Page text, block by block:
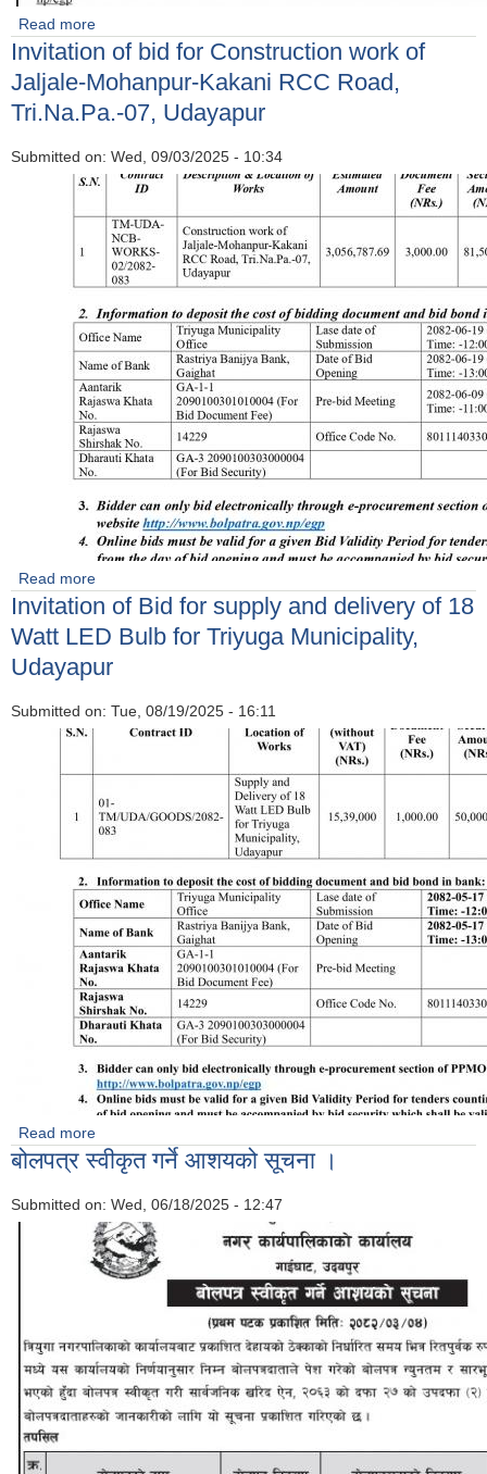
Read more
Invitation of bid for Construction work of
Jaljale-Mohanpur-Kakani RCC Road,
Tri.Na.Pa.-07, Udayapur
Submitted on: Wed, 09/03/2025 - 10:34
Read more
Mohanpur-Kakani RCC Road, Tri.Na.Pa.-07, Udayapur
Invitation of Bid for supply and delivery of 18
Watt LED Bulb for Triyuga Municipality,
Udayapur
Submitted on: Tue, 08/19/2025 - 16:11
Read more
LED Bulb for Triyuga Municipality, Udayapur
बोलपत्र स्वीकृत गर्ने आशयको सूचना ।
Submitted on: Wed, 06/18/2025 - 12:47